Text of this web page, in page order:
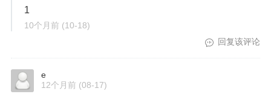
1
10个月前 (10-18)
回复该评论
e
12个月前 (08-17)